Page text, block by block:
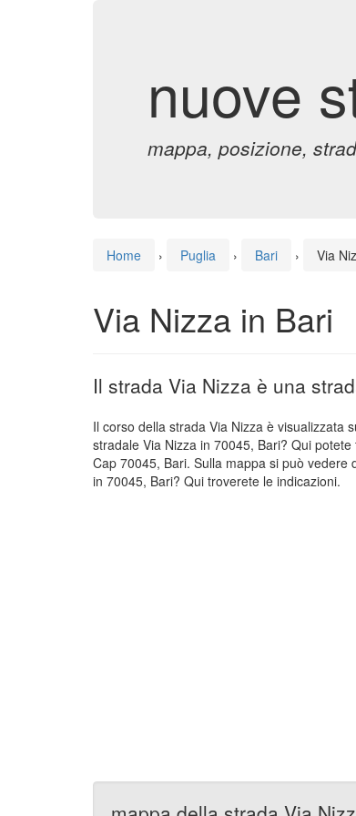
nuove
mappa, posizione,
Home › Puglia › Bari › Via
Via Nizza in Bari
Il strada Via Nizza è una
Il corso della strada Via Nizza è visualizzata
stradale Via Nizza in 70045, Bari? Qui
Cap 70045, Bari. Sulla mappa si può
in 70045, Bari? Qui troverete le indicazioni.